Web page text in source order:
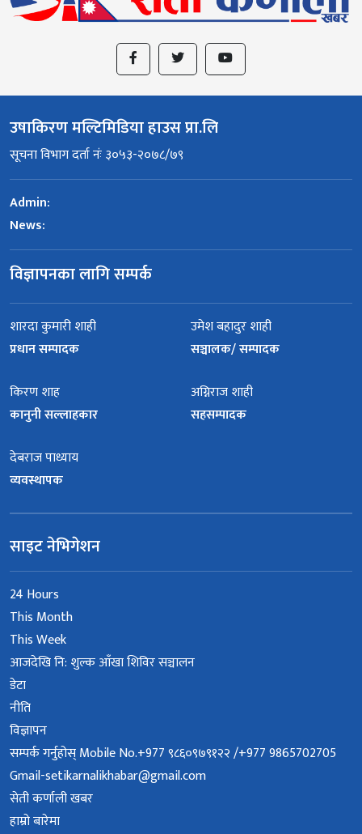
उषाकिरण मल्टिमिडिया हाउस प्रा.लि
सूचना विभाग दर्ता नंः ३०५३-२०७८/७९
Admin:
News:
विज्ञापनका लागि सम्पर्क
शारदा कुमारी शाही
प्रधान सम्पादक
उमेश बहादुर शाही
सञ्चालक/ सम्पादक
किरण शाह
कानुनी सल्लाहकार
अग्निराज शाही
सहसम्पादक
देबराज पाध्याय
व्यवस्थापक
साइट नेभिगेशन
24 Hours
This Month
This Week
आजदेखि नि: शुल्क आँखा शिविर सञ्चालन
डेटा
नीति
विज्ञापन
सम्पर्क गर्नुहोस् Mobile No.+977 ९८६०९७९१२२ /+977 9865702705
Gmail-setikarnalikhabar@gmail.com
सेती कर्णाली खबर
हाम्रो बारेमा